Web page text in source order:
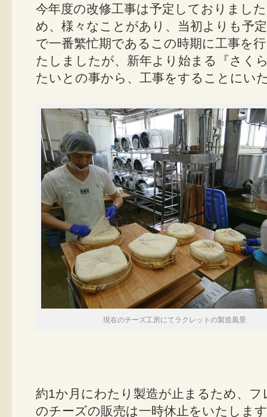
今年度の改修工事は予定しておりまし
め、様々なことがあり、当初よりも予
で一番繁忙期であるこの時期に工事を
たしましたが、新年より始まる『さく
たいとの事から、工事をすることにい
現在のチーズ工房にてラクレットの製造風景
約1か月にわたり製造が止まるため、
のチーズの販売は一時休止をいたしま